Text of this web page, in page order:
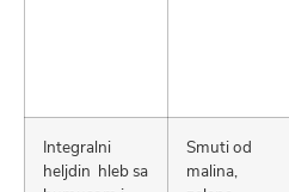
Integralni
heljdin hleb sa
Smuti od
malina,